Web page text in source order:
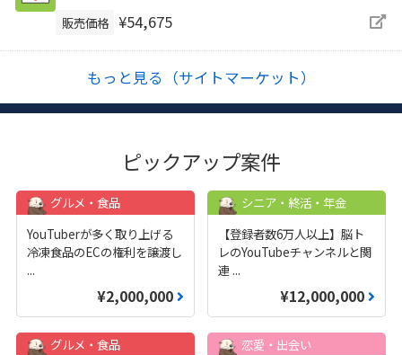
販売価格 ¥54,675
もっと見る（サイトマーケット）
ピックアップ案件
グルメ・食品
YouTuberが多く取り上げる
冷凍食品のECの権利を譲渡し
...
¥2,000,000
シニア・終活・年金
【登録者数6万人以上】脳ト
レのYouTubeチャンネルと関
連 ...
¥12,000,000
グルメ・食品
恋愛・出会い